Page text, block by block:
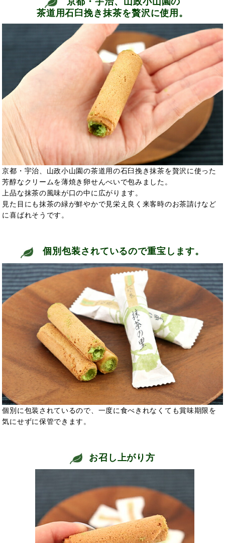
茶道用石臼挽き抹茶を贅沢に使用。
京都・宇治、山政小山園の茶道用の石臼挽き抹茶を贅沢に使った
芳醇なクリームを薄焼き卵せんべいで包みました。
上品な抹茶の風味が口の中に広がります。
見た目にも抹茶の緑が鮮やかで見栄え良く来客時のお茶請けなど
に喜ばれそうです。
個別包装されているので重宝します。
個別に包装されているので、一度に食べきれなくても賞味期限を
気にせずに保管できます。
お召し上がり方